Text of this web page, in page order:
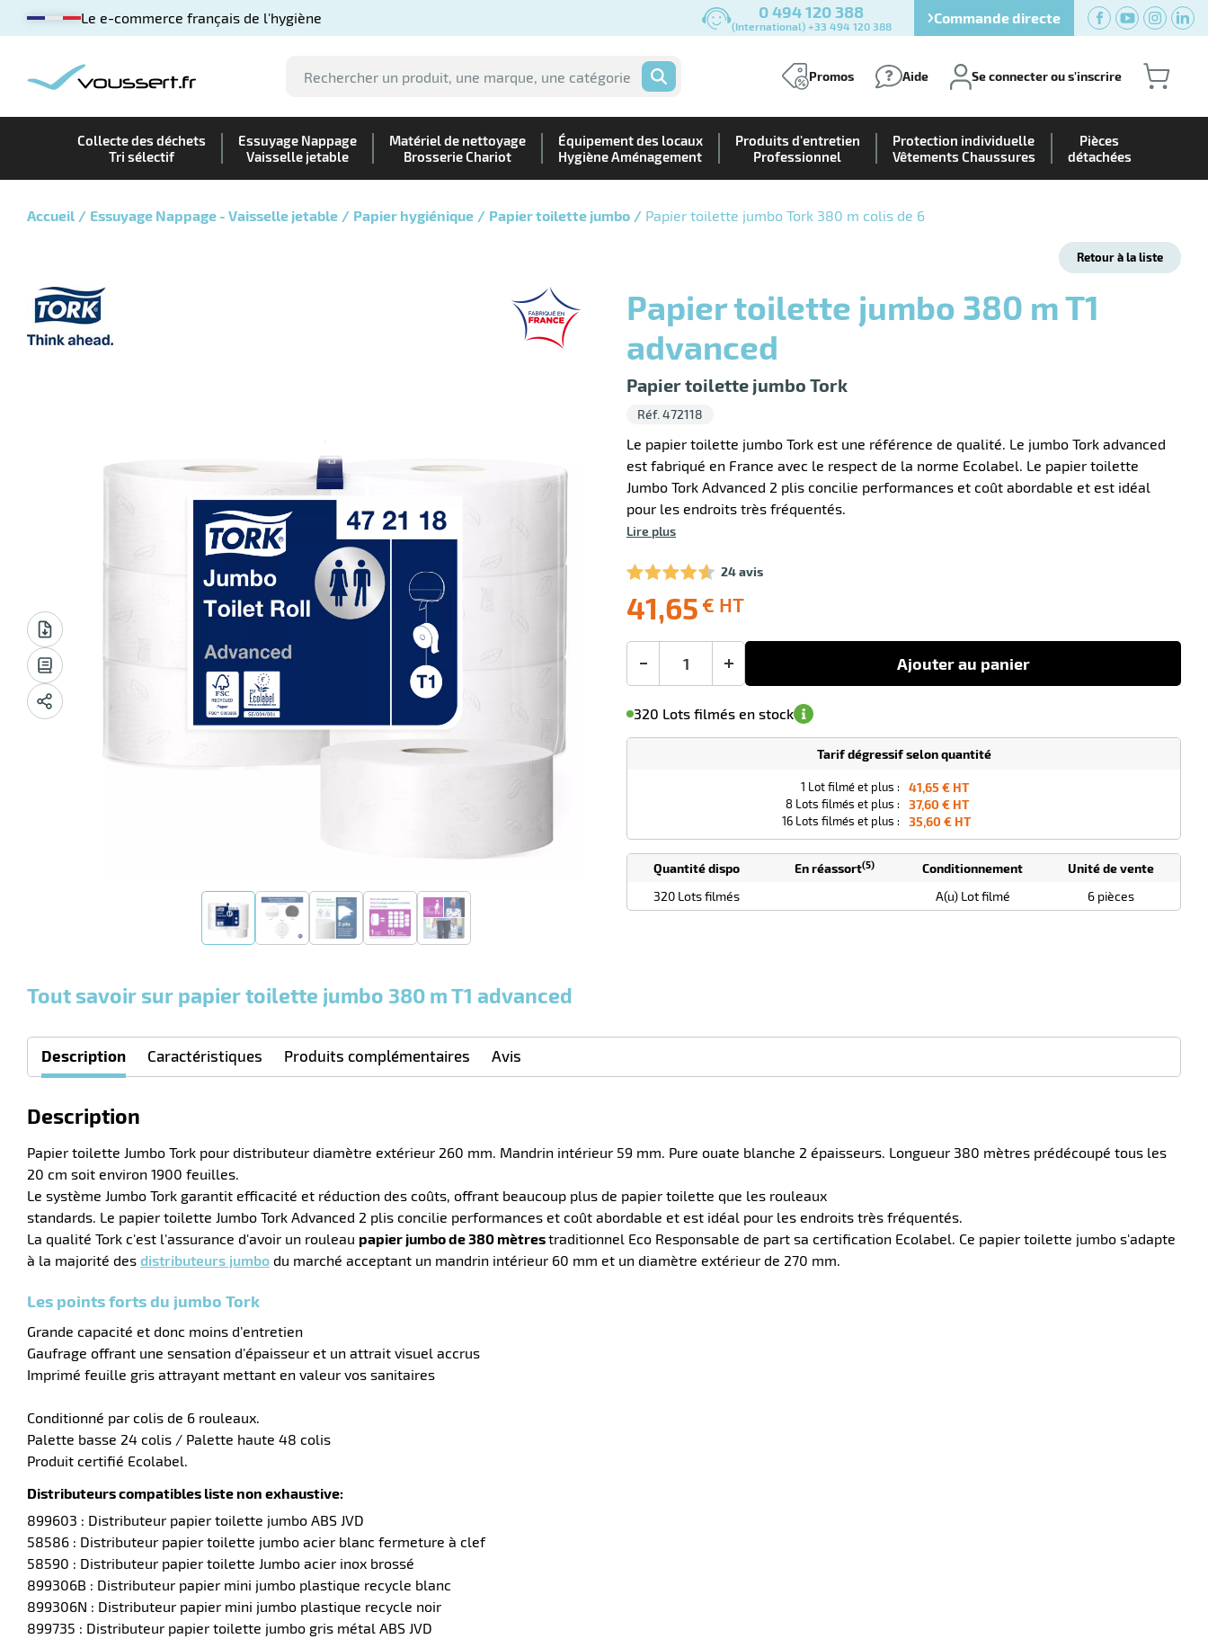
Le e-commerce français de l'hygiène 0 494 120 388
(International) +33 494 120 388 Commande directe
OK Promos Aide Se connecter ou s'inscrire
Collecte des déchets
Tri sélectif
Essuyage Nappage
Vaisselle jetable
Matériel de nettoyage
Brosserie Chariot
Équipement des locaux
Hygiène Aménagement
Produits d'entretien
Professionnel
Protection individuelle
Vêtements Chaussures
Pièces
détachées
Accueil Essuyage Nappage - Vaisselle jetable Papier hygiénique Papier toilette jumbo Papier toilette jumbo Tork 380 m colis de 6
Retour à la liste
Papier toilette jumbo 380 m T1
advanced
Papier toilette jumbo Tork
Réf. 472118
Le papier toilette jumbo Tork est une référence de qualité. Le jumbo Tork advanced
est fabriqué en France avec le respect de la norme Ecolabel. Le papier toilette
Jumbo Tork Advanced 2 plis concilie performances et coût abordable et est idéal
pour les endroits très fréquentés.
Lire plus
24 avis
41,65 € HT
Ecotaxe
Prix
public
€
HT
Livraison
offerte
+
Ajouter au panier
de
commande
320 Lots filmés en stock
M'avertir de
disponibilité(5)
Tarif dégressif selon quantité
1 Lot filmé et plus : 41,65 € HT
8 Lots filmés et plus : 37,60 € HT
16 Lots filmés et plus : 35,60 € HT
Quantité dispo En réassort(5) Conditionnement
Unité de vente
320 Lots filmés
A(u) Lot filmé 6 pièces
Tout savoir sur papier toilette jumbo 380 m T1 advanced
Description Caractéristiques Produits complémentaires Avis
Description
Papier toilette Jumbo Tork pour distributeur diamètre extérieur 260 mm. Mandrin intérieur 59 mm. Pure ouate blanche 2 épaisseurs. Longueur 380 mètres prédécoupé tous les
20 cm soit environ 1900 feuilles.
Le système Jumbo Tork garantit efficacité et réduction des coûts, offrant beaucoup plus de papier toilette que les rouleaux
standards. Le papier toilette Jumbo Tork Advanced 2 plis concilie performances et coût abordable et est idéal pour les endroits très fréquentés.
La qualité Tork c'est l'assurance d'avoir un rouleau papier jumbo de 380 mètrestraditionnel Eco Responsable de part sa certification Ecolabel. Ce papier toilette jumbo s'adapte
à la majorité des distributeurs jumbo du marché acceptant un mandrin intérieur 60 mm et un diamètre extérieur de 270 mm.
Les points forts du jumbo Tork
Grande capacité et donc moins d’entretien
Gaufrage offrant une sensation d’épaisseur et un attrait visuel accrus
Imprimé feuille gris attrayant mettant en valeur vos sanitaires
Conditionné par colis de 6 rouleaux.
Palette basse 24 colis / Palette haute 48 colis
Produit certifié Ecolabel.
Distributeurs compatibles liste non exhaustive:
899603 : Distributeur papier toilette jumbo ABS JVD
58586 : Distributeur papier toilette jumbo acier blanc fermeture à clef
58590 : Distributeur papier toilette Jumbo acier inox brossé
899306B : Distributeur papier mini jumbo plastique recycle blanc
899306N : Distributeur papier mini jumbo plastique recycle noir
899735 : Distributeur papier toilette jumbo gris métal ABS JVD